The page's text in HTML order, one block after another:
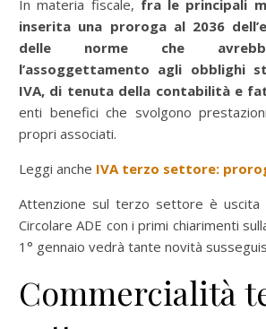
In materia fiscale, fra le principali
inserita una proroga al 2036
delle norme che
l’assoggettamento agli obblighi
IVA, di tenuta della contabilità e
enti benefici che svolgono
propri associati.
Leggi anche IVA terzo settore:
Attenzione sul terzo settore è uscita
Circolare ADE con i primi chiarimenti
1° gennaio vedrà tante novità
Commercialità